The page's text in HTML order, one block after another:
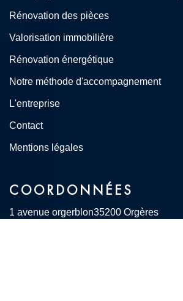
Rénovation des pièces
Valorisation immobilière
Rénovation énergétique
Notre méthode d'accompagnement
L'entreprise
Contact
Mentions légales
COORDONNÉES
1 avenue orgerblon35200 Orgères